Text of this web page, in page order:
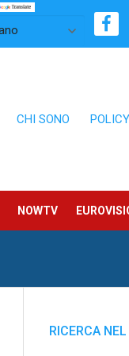
CHI SONO
NOWTV
RICERCA